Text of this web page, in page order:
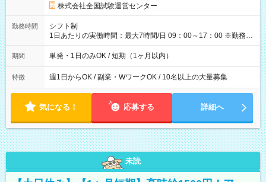
円の場合あり ・国家試験 7:00～13:30（休憩なし） 時給1,300
円（役割手当＋100円）×6時間＝日収8,400円＋交通費 【試用期
間】試用期間なし
株式会社全国試験運営センター
勤務時間
シフト制
1日あたりの実働時間：最大7時間/日 09：00～17：00 ※勤務時
間は 試験により異なります。
期間 単発・1日のみOK / 短期（1ヶ月以内）
特徴 週1日からOK / 副業・WワークOK / 10名以上の大量募集
気になる！ 応募する 詳細へ
未読